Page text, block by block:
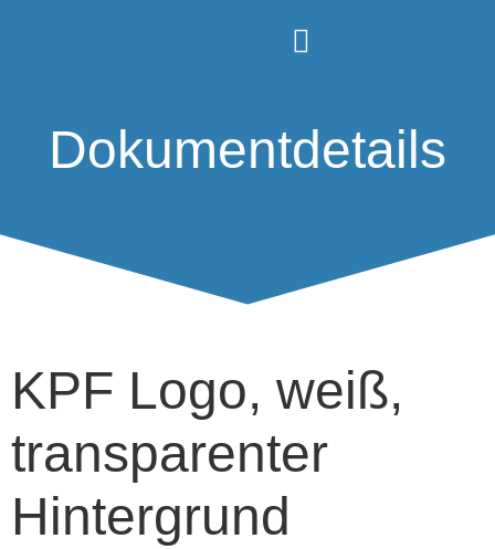
Dokumentdetails
KPF Logo, weiß,
transparenter
Hintergrund